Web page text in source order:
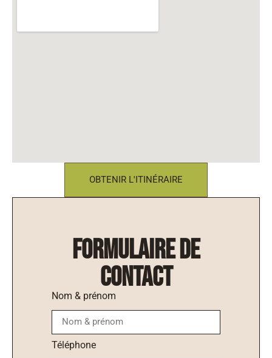
OBTENIR L'ITINÉRAIRE
formulaire de
contact
Nom & prénom
Téléphone